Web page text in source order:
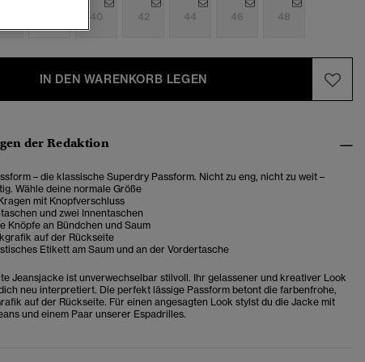
40 42 44 46 48
IN DEN WARENKORB LEGEN
der Redaktion
– die klassische Superdry Passform. Nicht zu eng, nicht zu weit –
Wähle deine normale Größe
mit Knopfverschluss
und zwei Innentaschen
Knöpfe an Bündchen und Saum
auf der Rückseite
Etikett am Saum und an der Vordertasche
Jeansjacke ist unverwechselbar stilvoll. Ihr gelassener und kreativer Look
neu interpretiert. Die perfekt lässige Passform betont die farbenfrohe,
auf der Rückseite. Für einen angesagten Look stylst du die Jacke mit
und einem Paar unserer Espadrilles.